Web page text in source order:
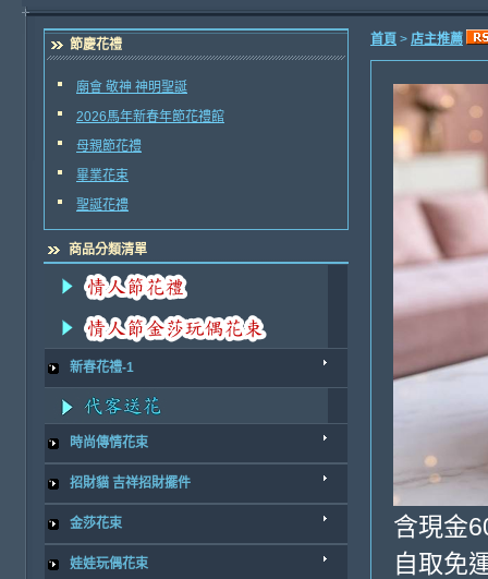
節慶花禮
廟會 敬神 神明聖誕
2026馬年新春年節花禮館
母親節花禮
畢業花束
聖誕花禮
商品分類清單
新春花禮-1
時尚傳情花束
招財貓 吉祥招財擺件
金莎花束
娃娃玩偶花束
首頁 > 店主推薦
含現金
自取免